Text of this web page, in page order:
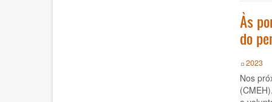
Às
do
Year
2023
Nos